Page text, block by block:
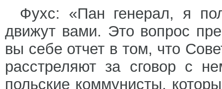
Фухс: «Пан генерал, я
движут вами. Это вопрос
вы себе отчет в том, что
расстреляют за сговор с
польские коммунисты,